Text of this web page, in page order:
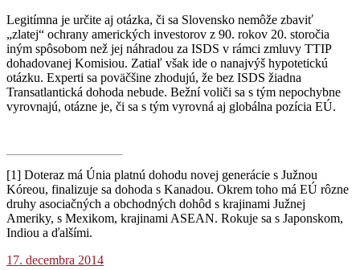
Legitímna je určite aj otázka, či sa Slovensko nemôže zbaviť
„zlatej“ ochrany amerických investorov z 90. rokov 20. storočia
iným spôsobom než jej náhradou za ISDS v rámci zmluvy TTIP
dohadovanej Komisiou. Zatiaľ však ide o nanajvýš hypotetickú
otázku. Experti sa poväčšine zhodujú, že bez ISDS žiadna
Transatlantická dohoda nebude. Bežní voliči sa s tým nepochybne
vyrovnajú, otázne je, či sa s tým vyrovná aj globálna pozícia EÚ.
[1] Doteraz má Únia platnú dohodu novej generácie s Južnou
Kóreou, finalizuje sa dohoda s Kanadou. Okrem toho má EÚ rôzne
druhy asociačných a obchodných dohôd s krajinami Južnej
Ameriky, s Mexikom, krajinami ASEAN. Rokuje sa s Japonskom,
Indiou a ďalšími.
17. decembra 2014